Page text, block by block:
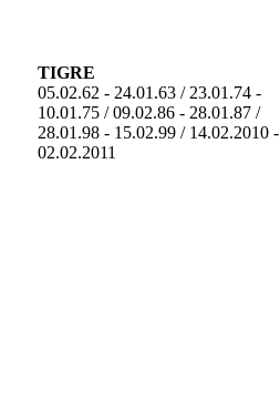
TIGRE
05.02.62 - 24.01.63 / 23.01.74 -
10.01.75 / 09.02.86 - 28.01.87 /
28.01.98 - 15.02.99 / 14.02.2010 -
02.02.2011